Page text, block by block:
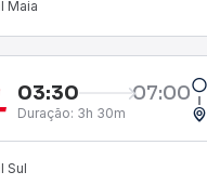
Maia
03:30 07:00
Duração: 3h 30m
Sul